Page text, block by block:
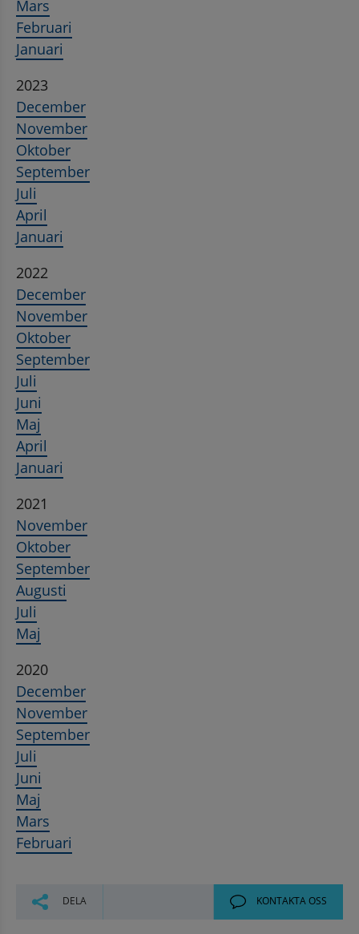
Mars
Februari
Januari
2023
December
November
Oktober
September
Juli
April
Januari
2022
December
November
Oktober
September
Juli
Juni
Maj
April
Januari
2021
November
Oktober
September
Augusti
Juli
Maj
2020
December
November
September
Juli
Juni
Maj
Mars
Februari
DELA KONTAKTA OSS